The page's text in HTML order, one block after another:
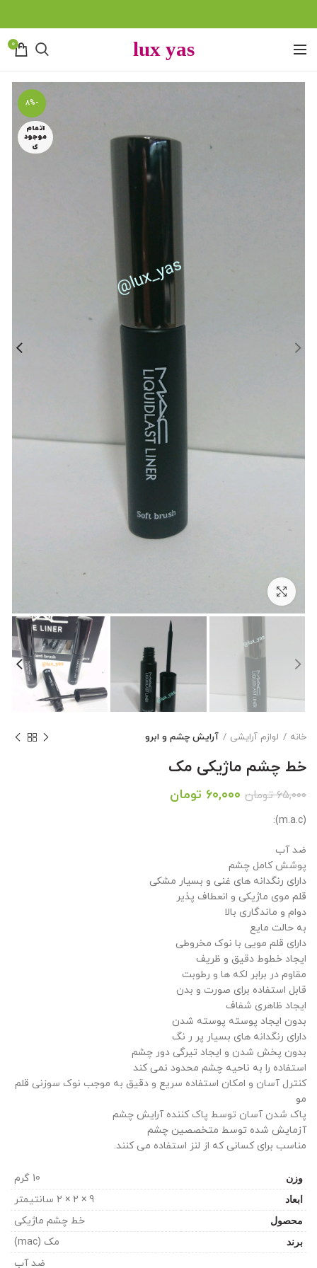
0
-8%
اتمام
موجود
ی
خانه لوازم آرایشی آرایش چشم و ابرو
خط چشم ماژیکی مک
۶۵,۰۰۰ تومان قیمت
۶۰,۰۰۰ تومان
(m.a.c):
ضد آب
پوشش کامل چشم
دارای رنگدانه های غنی و بسیار مشکی
قلم موی ماژیکی و انعطاف پذیر
دوام و ماندگاری بالا
به حالت مایع
دارای قلم مویی با نوک مخروطی
ایجاد خطوط دقیق و ظریف
مقاوم در برابر لکه ها و رطوبت
قابل استفاده برای صورت و بدن
ایجاد ظاهری شفاف
بدون ایجاد پوسته پوسته شدن
دارای رنگدانه های بسیار پر ر نگ
بدون پخش شدن و ایجاد تیرگی دور چشم
استفاده را به ناحیه چشم محدود نمی کند
کنترل آسان و امکان استفاده سریع و دقیق به موجب نوک سوزنی قلم
مو
پاک شدن آسان توسط پاک کننده آرایش چشم
آزمایش شده توسط متخصصین چشم
مناسب برای کسانی که از لنز استفاده می کنند.
وزن 10 گرم
ابعاد 9 × 2 × 2 سانتیمتر
محصول خط چشم ماژیکی
برند
مک (mac)
ضد آب